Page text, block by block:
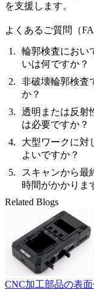
を支援します。
よくあるご質問（
輪郭検査におい
いは何ですか？
非破壊輪郭検査
か？
透明または反射
は必要ですか？
大型ワークに対
よいですか？
スキャンから最
時間がかかりま
Related Blogs
CNC加工部品の表